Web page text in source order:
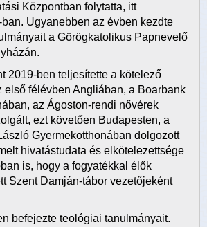
Központban folytatta, itt
Ugyanebben az évben kezdte
a Görögkatolikus Papnevelő
2019-ben teljesítette a kötelező
első félévben Angliában, a Boarbank
az Ágoston-rendi nővérek
ezt követően Budapesten, a
Gyermekotthonában dolgozott
hivatástudata és elkötelezettsége
is, hogy a fogyatékkal élők
Szent Damján-tábor vezetőjeként
befejezte teológiai tanulmányait.